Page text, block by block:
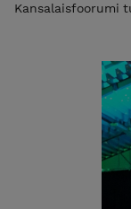
Kansalaisfoorumi
aikoina jätäthän